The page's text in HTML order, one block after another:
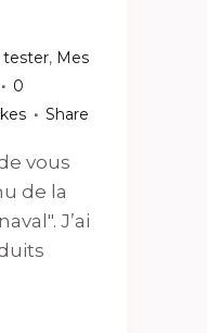
tester, Mes
0
Share
vous
de la
J’ai